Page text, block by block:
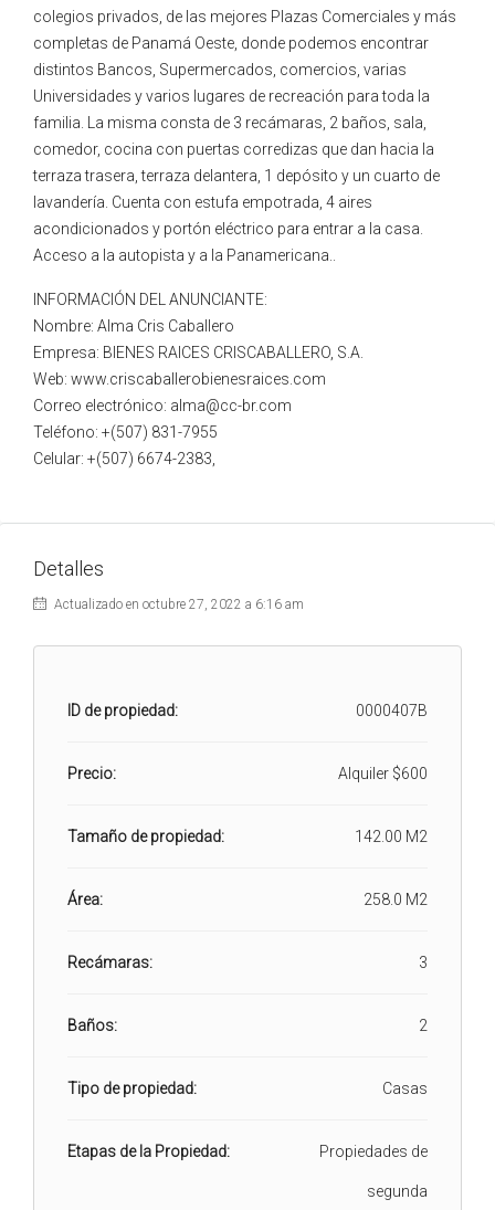
colegios privados, de las mejores Plazas Comerciales y más
completas de Panamá Oeste, donde podemos encontrar
distintos Bancos, Supermercados, comercios, varias
Universidades y varios lugares de recreación para toda la
familia. La misma consta de 3 recámaras, 2 baños, sala,
comedor, cocina con puertas corredizas que dan hacia la
terraza trasera, terraza delantera, 1 depósito y un cuarto de
lavandería. Cuenta con estufa empotrada, 4 aires
acondicionados y portón eléctrico para entrar a la casa.
Acceso a la autopista y a la Panamericana..
INFORMACIÓN DEL ANUNCIANTE:
Nombre: Alma Cris Caballero
Empresa: BIENES RAICES CRISCABALLERO, S.A.
Web: www.criscaballerobienesraices.com
Correo electrónico: alma@cc-br.com
Teléfono: +(507) 831-7955
Celular: +(507) 6674-2383,
Detalles
Actualizado en octubre 27, 2022 a 6:16 am
ID de propiedad: 0000407B
Precio: Alquiler $600
Tamaño de propiedad: 142.00 M2
Área: 258.0 M2
Recámaras: 3
Baños: 2
Tipo de propiedad: Casas
Etapas de la Propiedad: Propiedades de
segunda